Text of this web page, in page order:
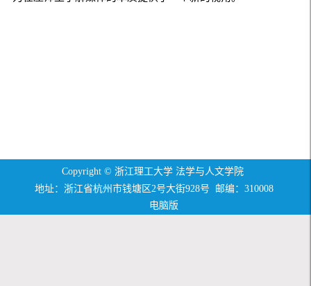
Copyright © 浙江理工大学 法学与人文学院
地址：浙江省杭州市钱塘区2号大街928号 邮编：310008
电脑版